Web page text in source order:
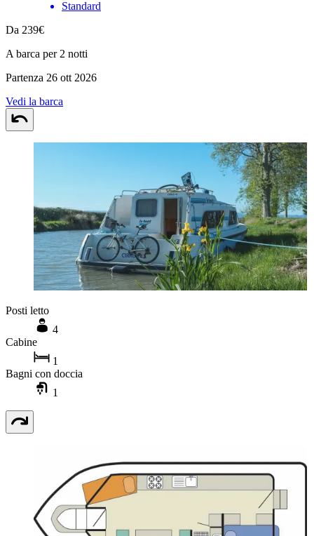
Standard
Da 239€
A barca per 2 notti
Partenza 26 ott 2026
Vedi la barca
Posti letto
4
Cabine
1
Bagni con doccia
1